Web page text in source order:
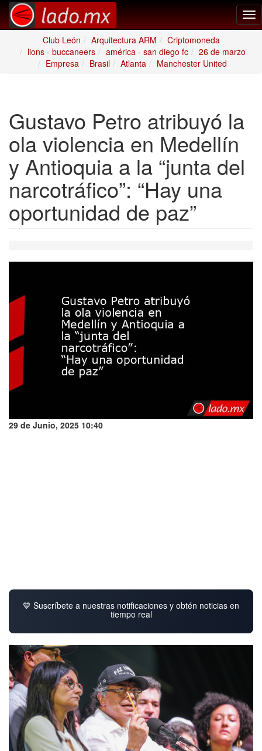
Club León
Arquitectura ARM
Criptomoneda
lions - buccaneers
américa - san diego fc
26 de marzo
Empresa
Brasil Atlanta Manchester United
Gustavo Petro atribuyó la
ola violencia en Medellín
y Antioquia a la “junta del
narcotráfico”: “Hay una
oportunidad de paz”
29 de Junio, 2025 10:40
💙 Suscríbete a nuestras notificaciones y obtén noticias en
tiempo real